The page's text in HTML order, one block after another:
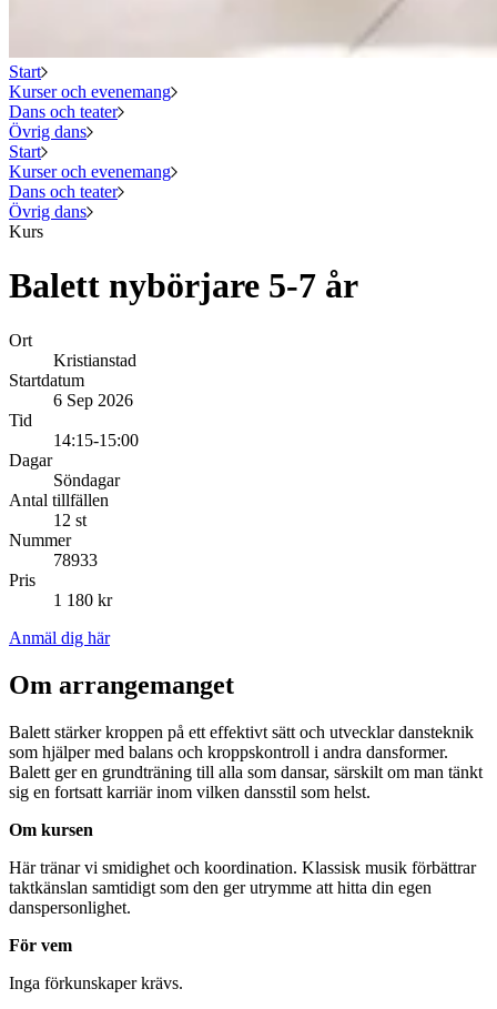
Start
Kurser och evenemang
Dans och teater
Övrig dans
Start
Kurser och evenemang
Dans och teater
Övrig dans
Kurs
Balett nybörjare 5-7 år
Ort
Kristianstad
Startdatum
6 Sep 2026
Tid
14:15-15:00
Dagar
Söndagar
Antal tillfällen
12 st
Nummer
78933
Pris
1 180 kr
Anmäl dig här
Om arrangemanget
Balett stärker kroppen på ett effektivt sätt och utvecklar dansteknik
som hjälper med balans och kroppskontroll i andra dansformer.
Balett ger en grundträning till alla som dansar, särskilt om man tänkt
sig en fortsatt karriär inom vilken dansstil som helst.
Om kursen
Här tränar vi smidighet och koordination. Klassisk musik förbättrar
taktkänslan samtidigt som den ger utrymme att hitta din egen
danspersonlighet.
För vem
Inga förkunskaper krävs.